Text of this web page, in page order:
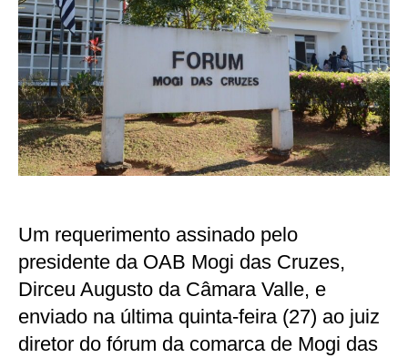
advogados
sejam
dispensados
do
detector
manual
de
metais
em
Um requerimento assinado pelo
presidente da OAB Mogi das Cruzes,
Dirceu Augusto da Câmara Valle, e
enviado na última quinta-feira (27) ao juiz
diretor do fórum da comarca de Mogi das